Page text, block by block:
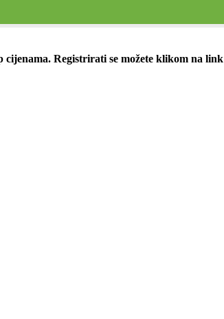
Registrirati se možete klikom na link